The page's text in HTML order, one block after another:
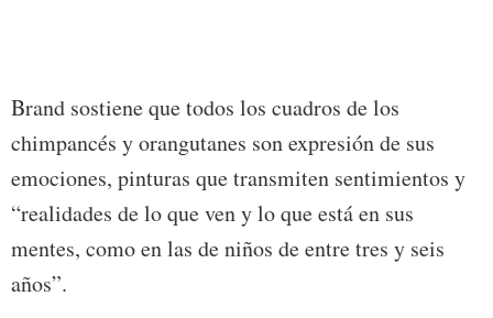
Brand sostiene que todos los cuadros de los
chimpancés y orangutanes son expresión de sus
emociones, pinturas que transmiten sentimientos y
“realidades de lo que ven y lo que está en sus
mentes, como en las de niños de entre tres y seis
años”.